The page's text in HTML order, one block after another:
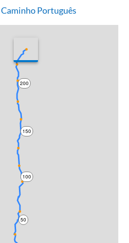
Caminho Português
50
100
150
200